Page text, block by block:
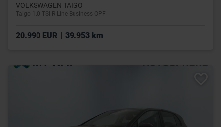
VOLKSWAGEN TAIGO
Taigo 1.0 TSI R-Line Business OPF
20.990 EUR | 39.953 km